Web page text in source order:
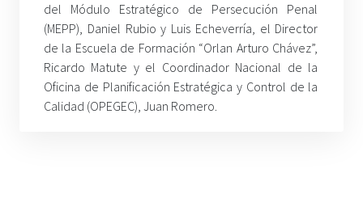
del Módulo Estratégico de Persecución Penal
(MEPP), Daniel Rubio y Luis Echeverría, el Director
de la Escuela de Formación “Orlan Arturo Chávez”,
Ricardo Matute y el Coordinador Nacional de la
Oficina de Planificación Estratégica y Control de la
Calidad (OPEGEC), Juan Romero.